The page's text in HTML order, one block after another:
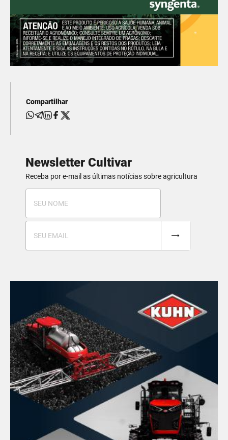
Compartilhar
Newsletter Cultivar
Receba por e-mail as últimas notícias sobre agricultura